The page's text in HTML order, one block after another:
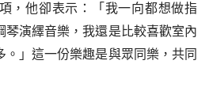
，他卻表示：「我一向都想做指
琴演繹音樂，我還是比較喜歡室內
」這一份樂趣是與眾同樂，共同